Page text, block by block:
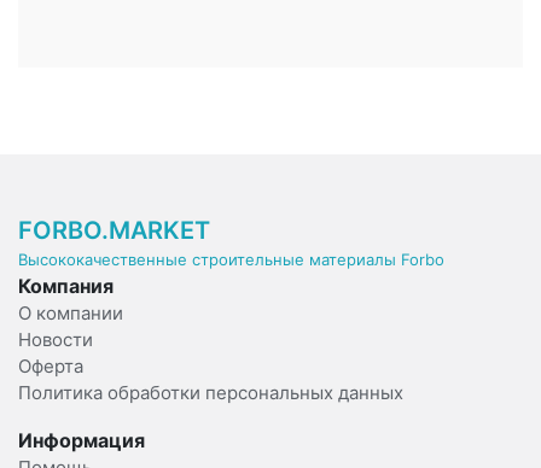
FORBO.MARKET
Высококачественные строительные материалы Forbo
Компания
О компании
Новости
Оферта
Политика обработки персональных данных
Информация